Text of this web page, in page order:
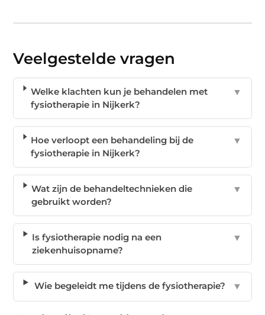
Veelgestelde vragen
Welke klachten kun je behandelen met
fysiotherapie in Nijkerk?
▼
Hoe verloopt een behandeling bij de
fysiotherapie in Nijkerk?
▼
Wat zijn de behandeltechnieken die
gebruikt worden?
▼
Is fysiotherapie nodig na een
ziekenhuisopname?
▼
Wie begeleidt me tijdens de fysiotherapie? ▼